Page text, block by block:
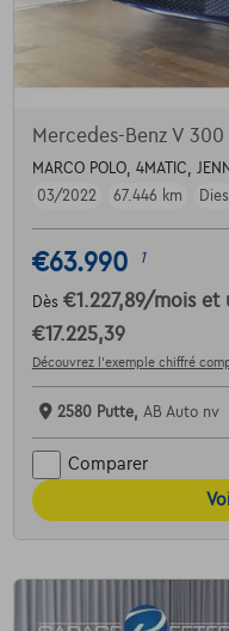
Mercedes-Benz V 300
MARCO POLO, 4MATIC,
03/2022
67.446 km
€63.990 1
Dès €1.227,89/mois et
€17.225,39
Découvrez l’exemple chiffré
2580 Putte, AB Auto nv
Comparer